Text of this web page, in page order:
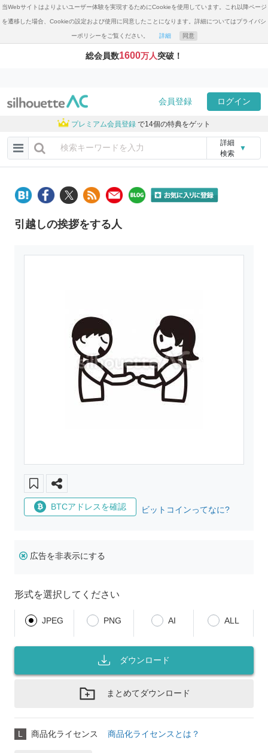
当Webサイトはよりよいユーザー体験を実現するためにCookieを使用しています。これ以降ページ
を遷移した場合、Cookieの設定および使用に同意したことになります。詳細についてはプライバシ
ーポリシーをご覧ください。 詳細 同意
総会員数1600万人突破！
会員登録 ログイン
プレミアム会員登録 で14個の特典をゲット
詳細
検索
▼
引越しの挨拶をする人
BTCアドレスを確認 ビットコインってなに?
広告を非表示にする
形式を選択してください
JPEG PNG AI ALL
ダウンロード
まとめてダウンロード
L 商品化ライセンス 商品化ライセンスとは？